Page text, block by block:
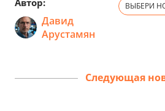
Давид
Арустамян
ВЫБЕРИ
Следующая